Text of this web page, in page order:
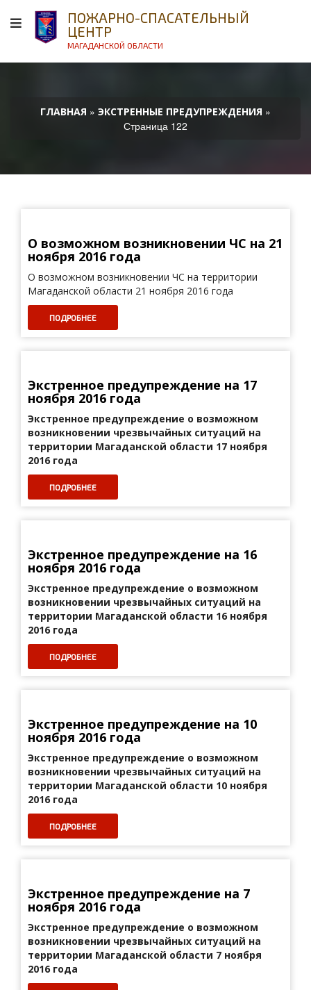
ПОЖАРНО-СПАСАТЕЛЬНЫЙ
ЦЕНТР
МАГАДАНСКОЙ ОБЛАСТИ
ГЛАВНАЯ » ЭКСТРЕННЫЕ ПРЕДУПРЕЖДЕНИЯ »
Страница 122
О возможном возникновении ЧС на 21
ноября 2016 года
О возможном возникновении ЧС на территории
Магаданской области 21 ноября 2016 года
ПОДРОБНЕЕ
Экстренное предупреждение на 17
ноября 2016 года
Экстренное предупреждение о возможном
возникновении чрезвычайных ситуаций на
территории Магаданской области 17 ноября
2016 года
ПОДРОБНЕЕ
Экстренное предупреждение на 16
ноября 2016 года
Экстренное предупреждение о возможном
возникновении чрезвычайных ситуаций на
территории Магаданской области 16 ноября
2016 года
ПОДРОБНЕЕ
Экстренное предупреждение на 10
ноября 2016 года
Экстренное предупреждение о возможном
возникновении чрезвычайных ситуаций на
территории Магаданской области 10 ноября
2016 года
ПОДРОБНЕЕ
Экстренное предупреждение на 7
ноября 2016 года
Экстренное предупреждение о возможном
возникновении чрезвычайных ситуаций на
территории Магаданской области 7 ноября
2016 года